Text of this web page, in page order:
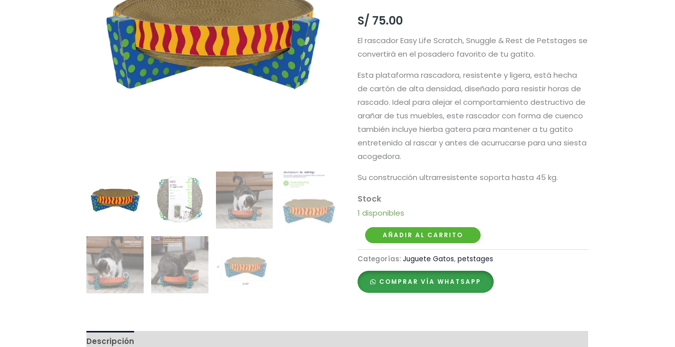
S/ 75.00
El rascador Easy Life Scratch, Snuggle & Rest de Petstages se
convertirá en el posadero favorito de tu gatito.
Esta plataforma rascadora, resistente y ligera, está hecha
de cartón de alta densidad, diseñado para resistir horas de
rascado. Ideal para alejar el comportamiento destructivo de
arañar de tus muebles, este rascador con forma de cuenco
también incluye hierba gatera para mantener a tu gatito
entretenido al rascar y antes de acurrucarse para una siesta
acogedora.
Su construcción ultrarresistente soporta hasta 45 kg.
1 disponibles
Petstages
Rascador
Scratch,
Snuggle
and
AÑADIR AL CARRITO
Categorías: Juguete Gatos, petstages
COMPRAR VÍA WHATSAPP
Descripción